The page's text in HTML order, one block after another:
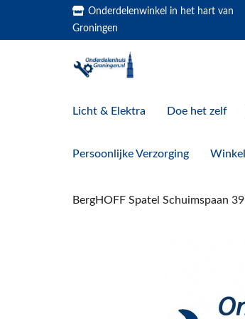
Onderdelenwinkel in het hart van
Groningen
Licht & Elektra Doe het zelf
Persoonlijke Verzorging Winkel
BergHOFF Spatel Schuimspaan